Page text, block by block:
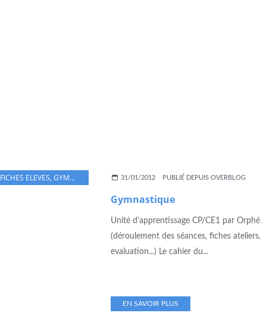
FICHES ELEVES, GYMNASTIQUE PREPARATION UNITÉ D APPRENTISSAGE
31/01/2012 PUBLIÉ DEPUIS OVERBLOG
Gymnastique
Unité d'apprentissage CP/CE1 par
(déroulement des séances, fiches ateliers,
evaluation...) Le cahier du...
EN SAVOIR PLUS